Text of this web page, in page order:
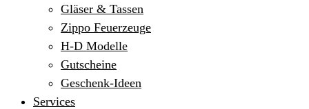
Gläser & Tassen
Zippo Feuerzeuge
H-D Modelle
Gutscheine
Geschenk-Ideen
Services